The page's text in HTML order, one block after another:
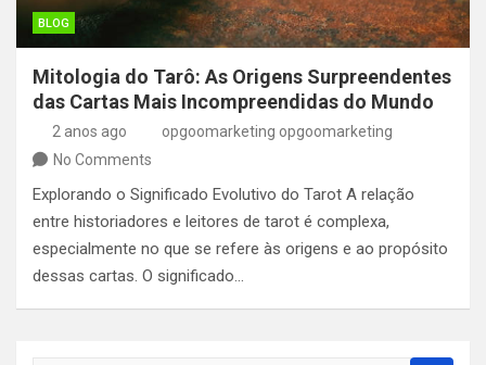
BLOG
Mitologia do Tarô: As Origens Surpreendentes
das Cartas Mais Incompreendidas do Mundo
2 anos ago
opgoomarketing opgoomarketing
No Comments
Explorando o Significado Evolutivo do Tarot A relação
entre historiadores e leitores de tarot é complexa,
especialmente no que se refere às origens e ao propósito
dessas cartas. O significado…